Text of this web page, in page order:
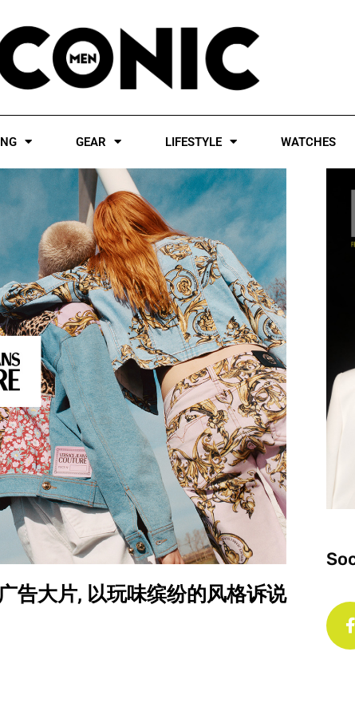
GEAR LIFESTYLE WATCHES
告大片, 以玩味缤纷的风格诉说
c